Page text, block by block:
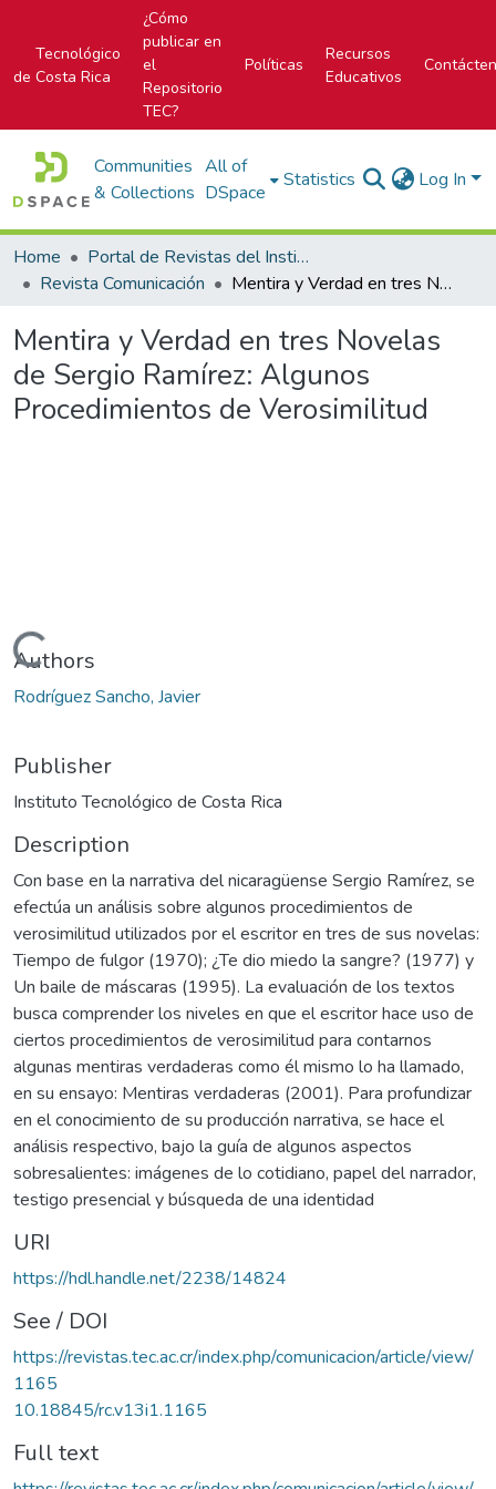
Tecnológico
de Costa Rica
¿Cómo
publicar en
el
Repositorio
TEC?
Políticas
Recursos
Educativos
Communities
& Collections
All of
DSpace
Statistics Log In
Home
Portal de Revistas del Instituto Tecnológico de Costa Rica
Revista Comunicación
Mentira y Verdad en tres Novelas de Sergio Ramírez: Algunos Procedimientos de Verosimilitud
Mentira y Verdad en tres Novelas
de Sergio Ramírez: Algunos
Procedimientos de Verosimilitud
Loading...
Authors
Rodríguez Sancho, Javier
Publisher
Instituto Tecnológico de Costa Rica
Description
Con base en la narrativa del nicaragüense Sergio Ramírez, se
efectúa un análisis sobre algunos procedimientos de
verosimilitud utilizados por el escritor en tres de sus novelas:
Tiempo de fulgor (1970); ¿Te dio miedo la sangre? (1977) y
Un baile de máscaras (1995). La evaluación de los textos
busca comprender los niveles en que el escritor hace uso de
ciertos procedimientos de verosimilitud para contarnos
algunas mentiras verdaderas como él mismo lo ha llamado,
en su ensayo: Mentiras verdaderas (2001). Para profundizar
en el conocimiento de su producción narrativa, se hace el
análisis respectivo, bajo la guía de algunos aspectos
sobresalientes: imágenes de lo cotidiano, papel del narrador,
testigo presencial y búsqueda de una identidad
URI
https://hdl.handle.net/2238/14824
See / DOI
https://revistas.tec.ac.cr/index.php/comunicacion/article/view/
1165
10.18845/rc.v13i1.1165
Full text